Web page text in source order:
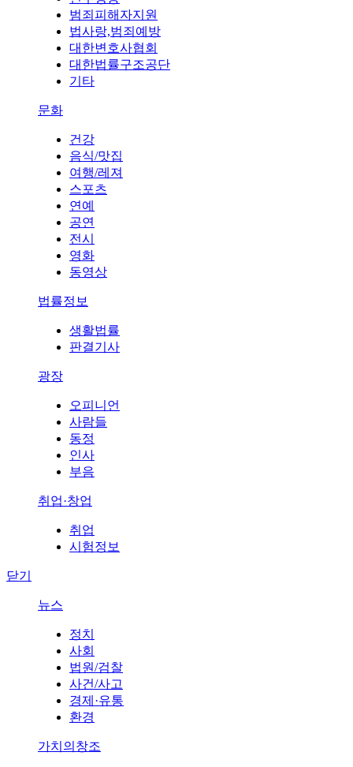
범죄피해자지원
법사랑,범죄예방
대한변호사협회
대한법률구조공단
기타
문화
건강
음식/맛집
여행/레져
스포츠
연예
공연
전시
영화
동영상
법률정보
생활법률
판결기사
광장
오피니언
사람들
동정
인사
부음
취업·창업
취업
시험정보
닫기
뉴스
정치
사회
법원/검찰
사건/사고
경제·유통
환경
가치의창조